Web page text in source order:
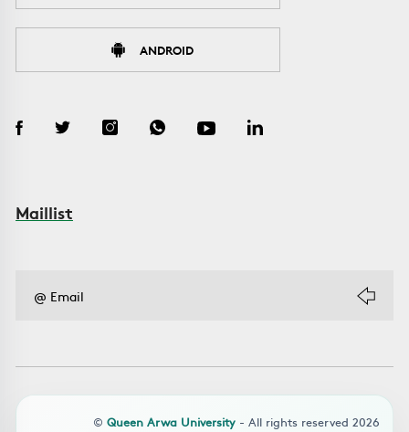
ANDROID
Maillist
© Queen Arwa University - All rights reserved 2026